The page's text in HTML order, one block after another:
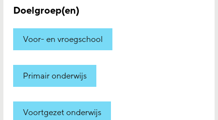
Doelgroep(en)
Voor- en vroegschool
Primair onderwijs
Voortgezet onderwijs